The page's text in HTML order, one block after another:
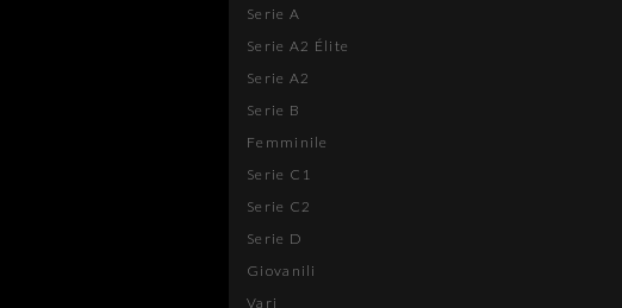
Serie A
Serie A2 Élite
Serie A2
Serie B
Femminile
Serie C1
Serie C2
Serie D
Giovanili
Vari